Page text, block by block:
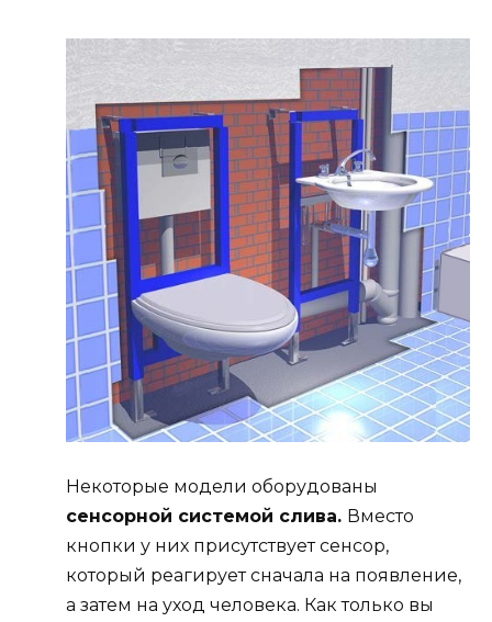
Некоторые модели оборудованы
сенсорной системой слива. Вместо
кнопки у них присутствует сенсор,
который реагирует сначала на появление,
а затем на уход человека. Как только вы